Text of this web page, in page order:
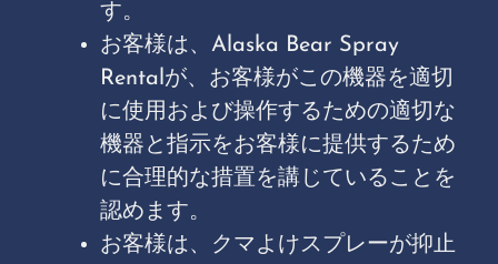
す。
お客様は、Alaska Bear Spray
Rentalが、お客様がこの機器を適切
に使用および操作するための適切な
機器と指示をお客様に提供するため
に合理的な措置を講じていることを
認めます。
お客様は、クマよけスプレーが抑止